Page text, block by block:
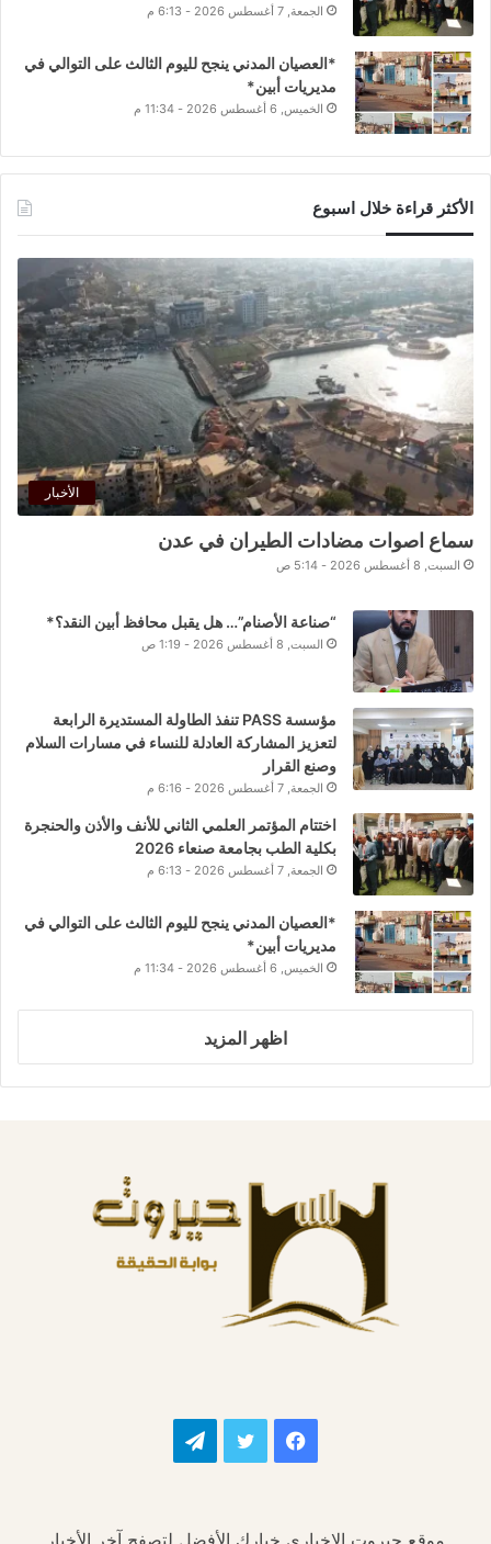
الجمعة, 7 أغسطس 2026 - 6:13 م
*العصيان المدني ينجح لليوم الثالث على التوالي في
مديريات أبين*
الخميس, 6 أغسطس 2026 - 11:34 م
الأكثر قراءة خلال اسبوع
الأخبار
سماع اصوات مضادات الطيران في عدن
السبت, 8 أغسطس 2026 - 5:14 ص
“صناعة الأصنام”… هل يقبل محافظ أبين النقد؟*
السبت, 8 أغسطس 2026 - 1:19 ص
مؤسسة PASS تنفذ الطاولة المستديرة الرابعة
لتعزيز المشاركة العادلة للنساء في مسارات السلام
وصنع القرار
الجمعة, 7 أغسطس 2026 - 6:16 م
اختتام المؤتمر العلمي الثاني للأنف والأذن والحنجرة
بكلية الطب بجامعة صنعاء 2026
الجمعة, 7 أغسطس 2026 - 6:13 م
*العصيان المدني ينجح لليوم الثالث على التوالي في
مديريات أبين*
الخميس, 6 أغسطس 2026 - 11:34 م
اظهر المزيد
فيسبوك تويتر تيلقرام
موقع حيروت الإخباري خيارك الأفضل لتصفح آخر الأخبار